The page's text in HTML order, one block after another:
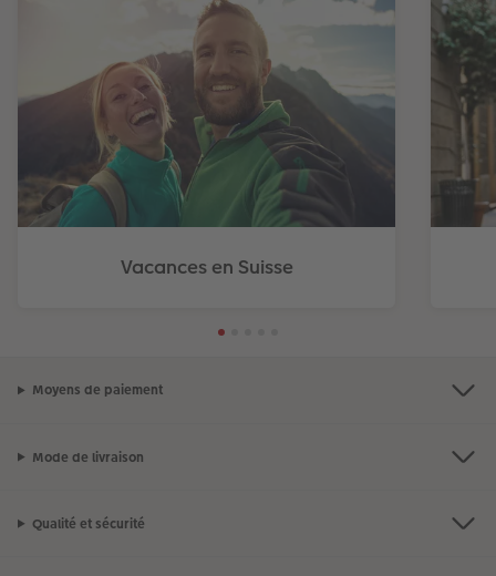
Vacances en Suisse
Moyens de paiement
Mode de livraison
Qualité et sécurité